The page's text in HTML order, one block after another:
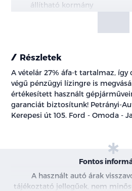
állítható kormány
ASR (kipörgésgátló)
automata
automata sebességváltó
automatikusan sötétedő
bekanyarodási segédfény
bluetooth-os kihangosító
Részletek
A vételár 27% áfa-t tartalmaz, így
végű pénzügyi lízingre is
értékesített használt
garanciát biztosítunk! Petrányi-
Kerepesi út 105. Ford - Omoda -
Fontos
A használt autó árak
tájékoztató jellegűek, nem